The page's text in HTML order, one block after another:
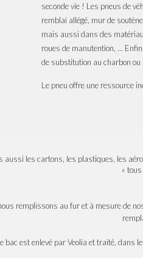
seconde vie ! Les pneus de
remblai allégé, mur de
mais aussi dans des
roues de manutention, …
de substitution au charbon ou
Le pneu offre une ressource
aussi les cartons, les plastiques, les
«
remplissons au fur et à mesure de
bac est enlevé par Veolia et traité, dans